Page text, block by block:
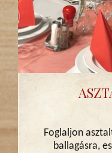
Foglaljon
ballagásra,